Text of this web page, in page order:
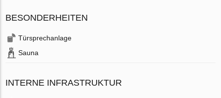
BESONDERHEITEN
Türsprechanlage
Sauna
INTERNE INFRASTRUKTUR